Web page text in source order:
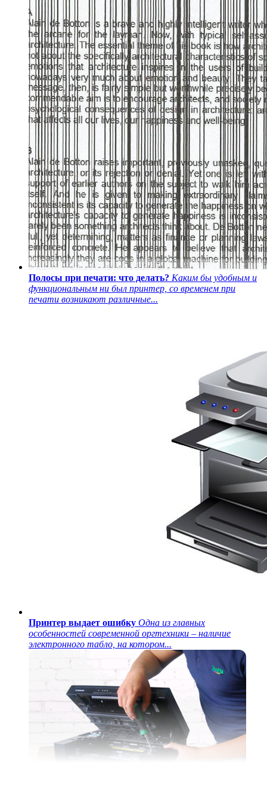
Полосы при печати: что делать? Каким бы удобным и
функциональным ни был принтер, со временем при
печати возникают различные...
Принтер выдает ошибку Одна из главных
особенностей современной оргтехники – наличие
электронного табло, на котором...